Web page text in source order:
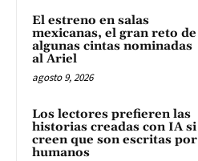
El estreno en salas
mexicanas, el gran reto de
algunas cintas nominadas
al Ariel
agosto 9, 2026
Los lectores prefieren las
historias creadas con IA si
creen que son escritas por
humanos